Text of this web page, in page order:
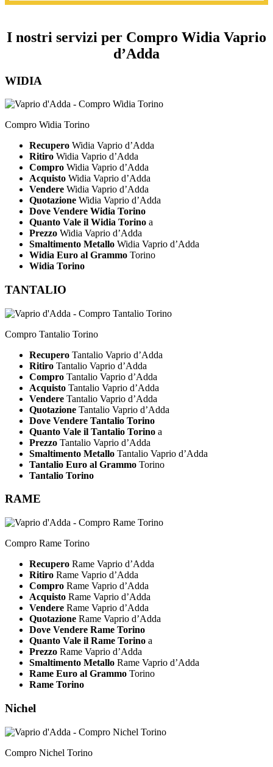
I nostri servizi per Compro Widia Vaprio
d’Adda
WIDIA
Compro Widia Torino
Recupero Widia Vaprio d’Adda
Ritiro Widia Vaprio d’Adda
Compro Widia Vaprio d’Adda
Acquisto Widia Vaprio d’Adda
Vendere Widia Vaprio d’Adda
Quotazione Widia Vaprio d’Adda
Dove Vendere Widia Torino
Quanto Vale il Widia Torino a
Prezzo Widia Vaprio d’Adda
Smaltimento Metallo Widia Vaprio d’Adda
Widia Euro al Grammo Torino
Widia Torino
TANTALIO
Compro Tantalio Torino
Recupero Tantalio Vaprio d’Adda
Ritiro Tantalio Vaprio d’Adda
Compro Tantalio Vaprio d’Adda
Acquisto Tantalio Vaprio d’Adda
Vendere Tantalio Vaprio d’Adda
Quotazione Tantalio Vaprio d’Adda
Dove Vendere Tantalio Torino
Quanto Vale il Tantalio Torino a
Prezzo Tantalio Vaprio d’Adda
Smaltimento Metallo Tantalio Vaprio d’Adda
Tantalio Euro al Grammo Torino
Tantalio Torino
RAME
Compro Rame Torino
Recupero Rame Vaprio d’Adda
Ritiro Rame Vaprio d’Adda
Compro Rame Vaprio d’Adda
Acquisto Rame Vaprio d’Adda
Vendere Rame Vaprio d’Adda
Quotazione Rame Vaprio d’Adda
Dove Vendere Rame Torino
Quanto Vale il Rame Torino a
Prezzo Rame Vaprio d’Adda
Smaltimento Metallo Rame Vaprio d’Adda
Rame Euro al Grammo Torino
Rame Torino
Nichel
Compro Nichel Torino